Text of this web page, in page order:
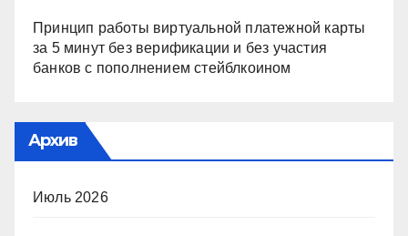
Принцип работы виртуальной платежной карты
за 5 минут без верификации и без участия
банков с пополнением стейблкоином
Архив
Июль 2026